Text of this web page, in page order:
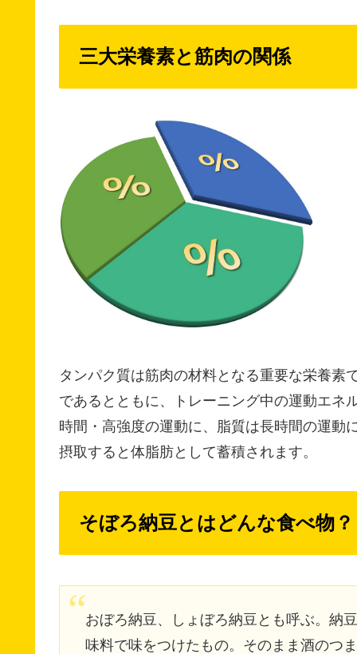
三大栄養素と筋肉の関係
タンパク質は筋肉の材料となる重要な栄養素
であるとともに、トレーニング中の運動エネ
時間・高強度の運動に、脂質は長時間の運動
摂取すると体脂肪として蓄積されます。
そぼろ納豆とはどんな食べ物？
おぼろ納豆、しょぼろ納豆とも呼ぶ。納
味料で味をつけたもの。そのまま酒のつ